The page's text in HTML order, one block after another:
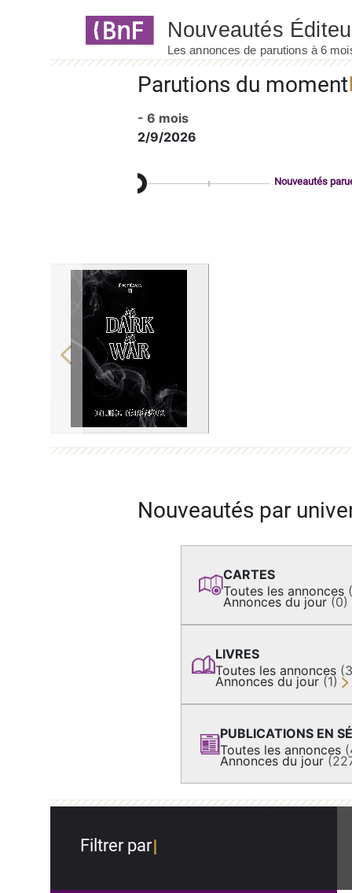
Parutions du moment
- 6 mois
2/9/2026
Nouveautés
Previous
Nouveautés par
CARTES
Toutes les annonces
Annonces du jour (0)
LIVRES
Toutes les annonces
Annonces du jour (1)
PUBLICATIONS EN
Toutes les annonces
Annonces du jour
Filtrer par